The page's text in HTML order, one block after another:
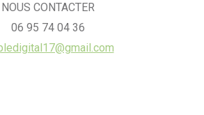
NOUS CONTACTER
06 95 74 04 36